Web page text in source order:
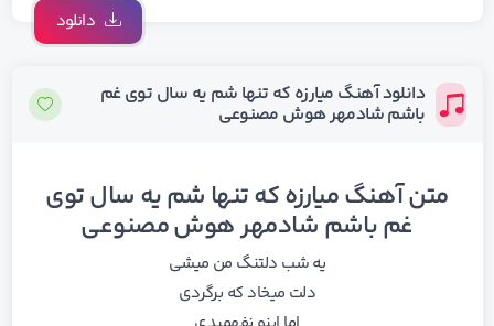
دانلود
دانلود آهنگ میارزه که تنها شم یه سال توی غم
باشم شادمهر هوش مصنوعی
متن آهنگ میارزه که تنها شم یه سال توی
غم باشم شادمهر هوش مصنوعی
یه شب دلتنگ من میشی
دلت میخاد که برگردی